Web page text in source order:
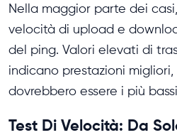
Nella maggior parte dei
velocità di upload e
del ping. Valori elevati di
indicano prestazioni
dovrebbero essere i più
Test Di Velocità: Da